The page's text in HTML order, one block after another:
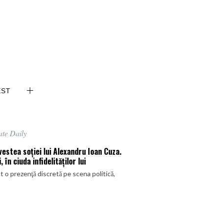
Daily
soţiei lui Alexandru Ioan Cuza.
în ciuda infidelităţilor lui
o prezenţă discretă pe scena politică,